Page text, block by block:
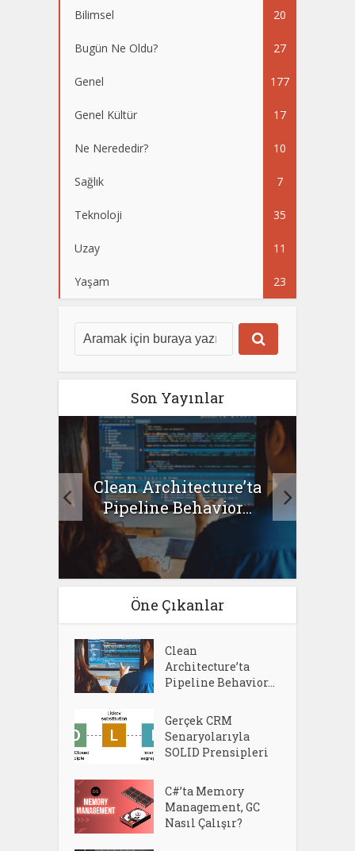
Bilimsel 20
Bugün Ne Oldu? 27
Genel 177
Genel Kültür 17
Ne Nerededir? 10
Sağlık 7
Teknoloji 35
Uzay 11
Yaşam 23
Son Yayınlar
Clean Architecture’ta
Pipeline Behavior...
Öne Çıkanlar
Clean
Architecture’ta
Pipeline Behavior...
Gerçek CRM
Senaryolarıyla
SOLID Prensipleri
C#’ta Memory
Management, GC
Nasıl Çalışır?